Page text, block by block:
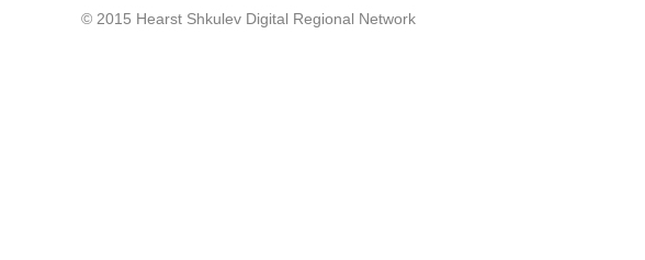
© 2015 Hearst Shkulev Digital Regional Network